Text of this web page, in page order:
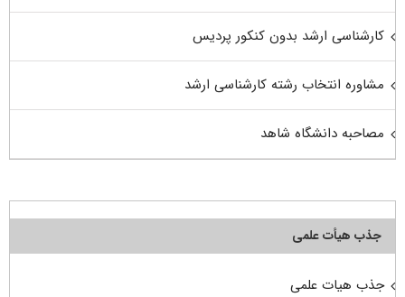
کارشناسی ارشد بدون کنکور پردیس
مشاوره انتخاب رشته کارشناسی ارشد
مصاحبه دانشگاه شاهد
جذب هیأت علمی
جذب هیات علمی